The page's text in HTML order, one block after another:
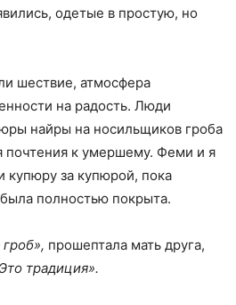
одетые в простую, но
шествие, атмосфера
на радость. Люди
найры на носильщиков гроба
почтения к умершему. Феми и я
купюру за купюрой, пока
полностью покрыта.
прошептала мать друга,
традиция».